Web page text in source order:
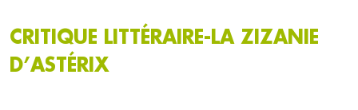
CRITIQUE LITTÉRAIRE-LA ZIZANIE
D’ASTÉRIX